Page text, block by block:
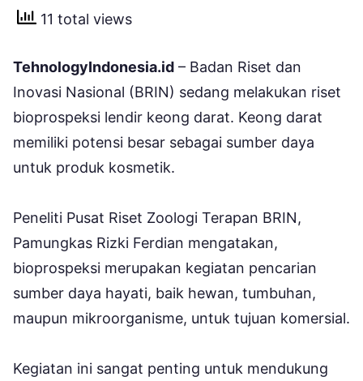
11 total views
TehnologyIndonesia.id – Badan Riset dan
Inovasi Nasional (BRIN) sedang melakukan riset
bioprospeksi lendir keong darat. Keong darat
memiliki potensi besar sebagai sumber daya
untuk produk kosmetik.
Peneliti Pusat Riset Zoologi Terapan BRIN,
Pamungkas Rizki Ferdian mengatakan,
bioprospeksi merupakan kegiatan pencarian
sumber daya hayati, baik hewan, tumbuhan,
maupun mikroorganisme, untuk tujuan komersial.
Kegiatan ini sangat penting untuk mendukung